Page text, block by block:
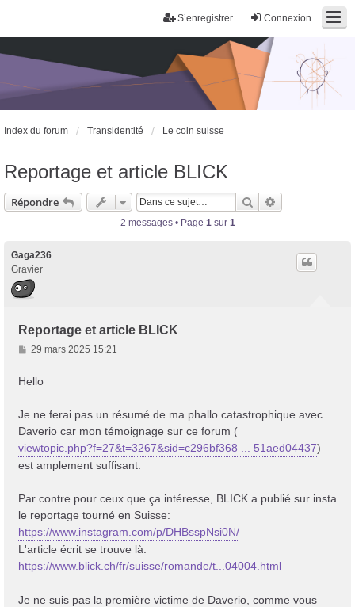
Connexion
S’enregistrer
Trans District
Forum d'information sur les transidentités masculines FtM/FtX/Ft*
Index du forum Transidentité Le coin suisse
Reportage et article BLICK
Répondre Rechercher
2 messages • Page 1sur 1
Gaga236
Gravier
Reportage et article BLICK
M
e
g
e
29 mars 2025 15:21
Hello
Je ne ferai pas un résumé de ma phallo catastrophique avec
Daverio car mon témoignage sur ce forum (
viewtopic.php?f=27&t=3267&sid=c296bf368 ... 51aed04437)
est amplement suffisant.
Par contre pour ceux que ça intéresse, BLICK a publié sur insta
le reportage tourné en Suisse:
https://www.instagram.com/p/DHBsspNsi0N/
L'article écrit se trouve là:
https://www.blick.ch/fr/suisse/romande/t...04004.html
Je ne suis pas la première victime de Daverio, comme vous